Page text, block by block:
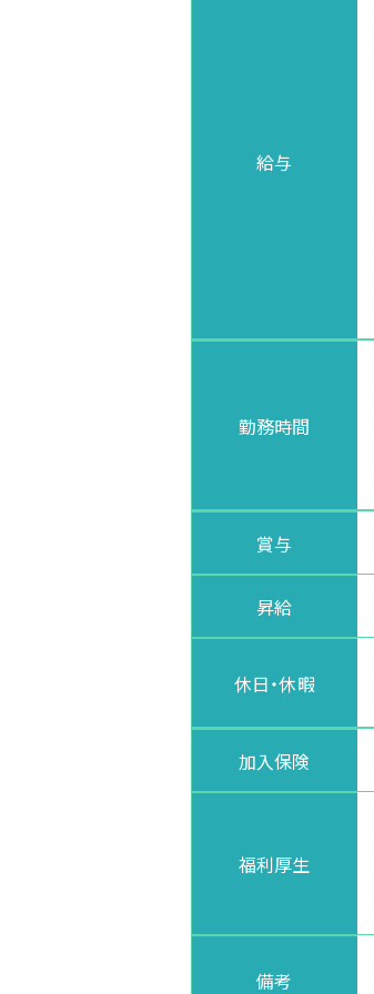
給与
勤務時間
賞与
昇給
休日・休暇
加入保険
福利厚生
備考